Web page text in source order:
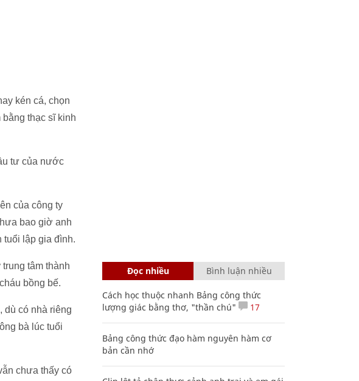
kén cá, chọn
thạc sĩ kinh
tư của nước
của công ty
bao giờ anh
tuổi lập gia đình.
tâm thành
bồng bế.
có nhà riêng
bà lúc tuổi
chưa thấy có
Đọc nhiều Bình luận nhiều
Cách học thuộc nhanh Bảng công thức
lượng giác bằng thơ, "thần chú"
17
Bảng công thức đạo hàm nguyên hàm cơ
bản cần nhớ